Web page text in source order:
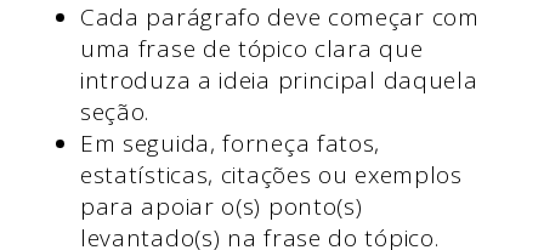
Cada parágrafo deve começar com
uma frase de tópico clara que
introduza a ideia principal daquela
seção.
Em seguida, forneça fatos,
estatísticas, citações ou exemplos
para apoiar o(s) ponto(s)
levantado(s) na frase do tópico.